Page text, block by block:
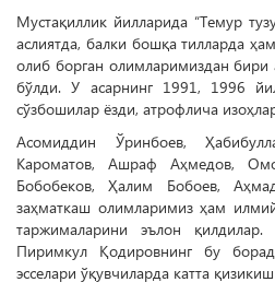
Мустақиллик йилларида “Темур
аслиятда, балки бошқа тилларда
олиб борган олимларимиздан
бўлди. У асарнинг 1991, 1996
сўзбошилар ёзди, атрофлича
Асомиддин Ўринбоев,
Кароматов, Ашраф Аҳмедов,
Бобобеков, Ҳалим Бобоев,
заҳматкаш олимларимиз ҳам
таржималарини эълон қилдилар.
Пиримкул Қодировнинг бу
эсселари ўқувчиларда катта